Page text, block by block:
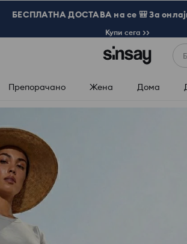
БЕСПЛАТНА ДОСТАВА на се 🎒 За
Купи сега >>
Препорачано Жена Дома